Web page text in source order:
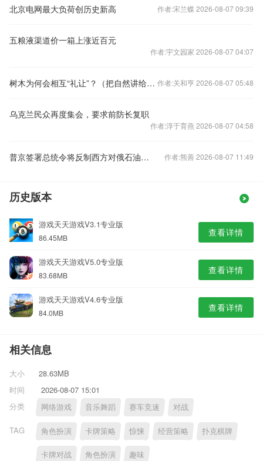
北京电网最大负荷创历史新高 作者:宋兰蝶 2026-08-07 09:39
五粮液渠道价一箱上涨近百元
作者:宇文园家 2026-08-07 04:07
树木为何会相互“礼让”？（把自然讲给你听） 作者:关和亨 2026-08-07 05:48
乌克兰民众再度集会，要求前防长复职
作者:淳于育燕 2026-08-07 04:58
普京签署总统令将反制西方对俄石油限价措施延长至今年底 作者:熊善 2026-08-07 11:49
历史版本
游戏天天游戏V3.1专业版
86.45MB 查看详情
游戏天天游戏V5.0专业版
83.68MB 查看详情
游戏天天游戏V4.6专业版
84.0MB 查看详情
相关信息
大小
28.63MB
时间
2026-08-07 15:01
分类
网络游戏 音乐舞蹈 赛车竞速 对战
TAG 角色扮演 卡牌策略 惊悚 经营策略 扑克棋牌
卡牌对战 角色扮演 趣味